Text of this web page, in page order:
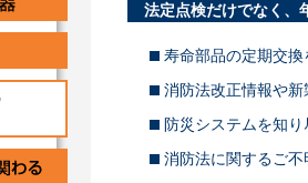
法定点検だけでなく、
寿命部品の定期交
消防法改正情報や
防災システムを知
消防法に関するご